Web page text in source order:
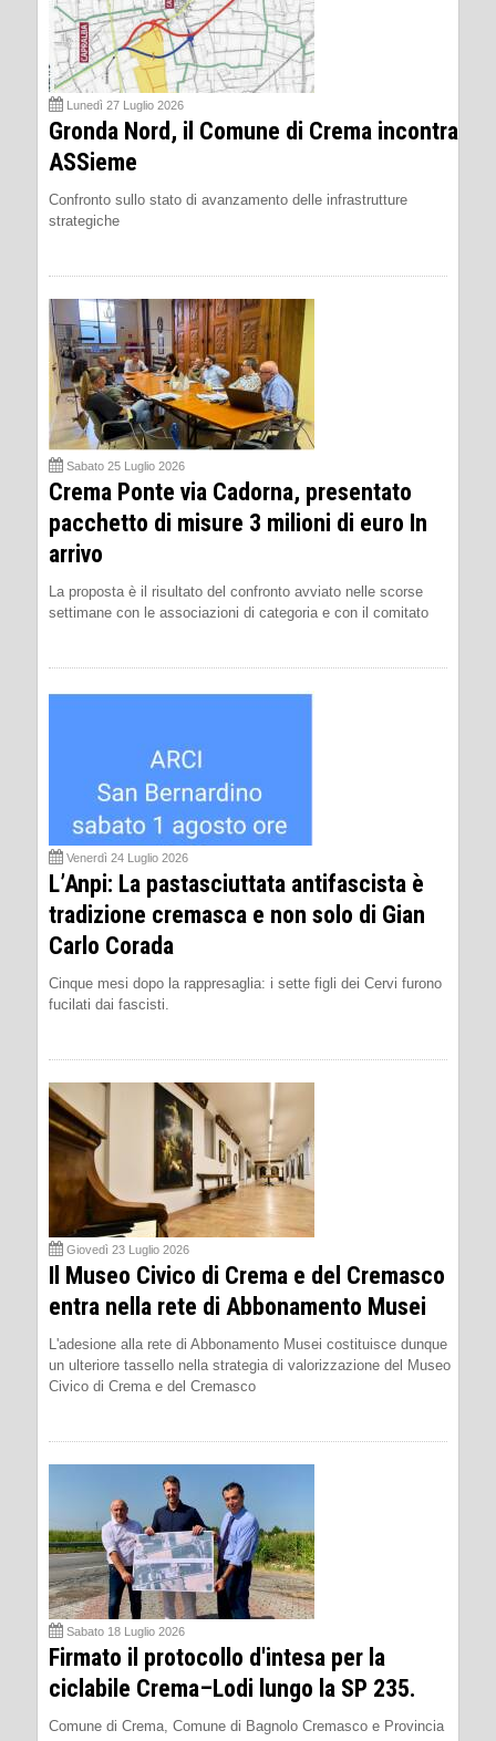
Lunedì 27 Luglio 2026
Gronda Nord, il Comune di Crema incontra
ASSieme
Confronto sullo stato di avanzamento delle infrastrutture
strategiche
Sabato 25 Luglio 2026
Crema Ponte via Cadorna, presentato
pacchetto di misure 3 milioni di euro In
arrivo
La proposta è il risultato del confronto avviato nelle scorse
settimane con le associazioni di categoria e con il comitato
Venerdì 24 Luglio 2026
L’Anpi: La pastasciuttata antifascista è
tradizione cremasca e non solo di Gian
Carlo Corada
Cinque mesi dopo la rappresaglia: i sette figli dei Cervi furono
fucilati dai fascisti.
Giovedì 23 Luglio 2026
Il Museo Civico di Crema e del Cremasco
entra nella rete di Abbonamento Musei
L'adesione alla rete di Abbonamento Musei costituisce dunque
un ulteriore tassello nella strategia di valorizzazione del Museo
Civico di Crema e del Cremasco
Sabato 18 Luglio 2026
Firmato il protocollo d'intesa per la
ciclabile Crema–Lodi lungo la SP 235.
Comune di Crema, Comune di Bagnolo Cremasco e Provincia